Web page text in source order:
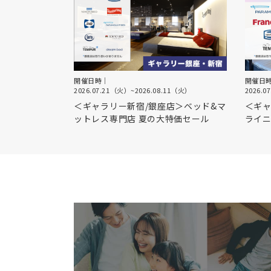
開催日時｜
2026.07.21（火）~2026.08.11（火）
＜ギャラリー新宿/銀座店＞ベッド&マ
ットレス専門店 夏の大特価セール
開催日
＜ギ
ライ